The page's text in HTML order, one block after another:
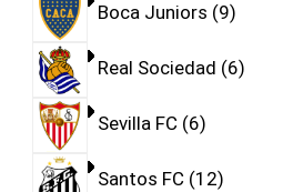
Boca Juniors 9
Real Sociedad 6
Sevilla FC 6
Santos FC 12